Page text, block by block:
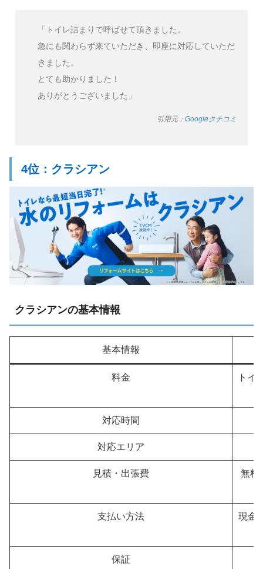
「トイレ詰まりで呼ばせて頂きました。
急にも関わらず来ていただき、即座に対応していただ
きました。
とても助かりました！
ありがとうございました」
引用元： Googleクチコミ
4位：クラシアン
クラシアンの基本情報
基本情報
料金 トイ
対応時間
対応エリア
見積・出張費 無料
支払い方法 現金
保証